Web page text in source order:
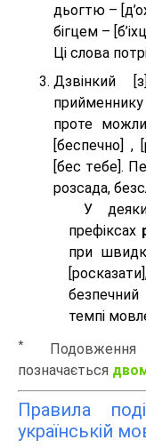
дьогтю –
бігцем –
Ці слова
Дзвінкий
проте
[беспeчно] ,
[бес тeбе].
розсада,
У
префіксах
при
темпі
*
Подовження
позначається
Правила
українській